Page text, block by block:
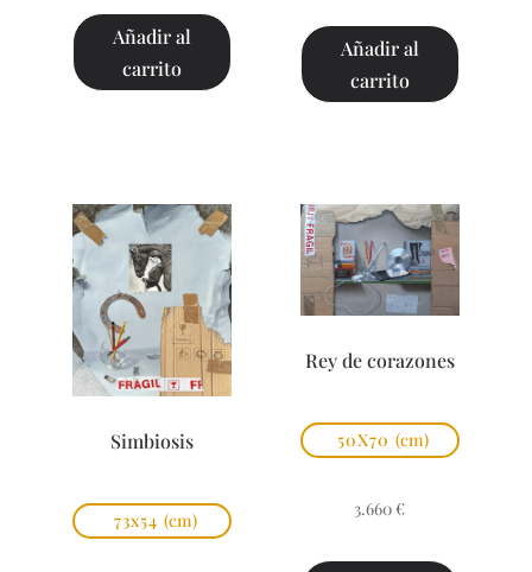
Añadir al
carrito
Añadir al
carrito
Simbiosis
73x54 (cm)
Rey de corazones
50X70 (cm)
3.660 €